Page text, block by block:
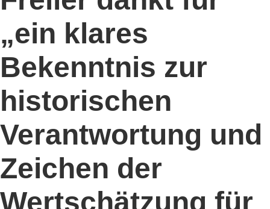
„ein klares
Bekenntnis zur
historischen
Verantwortung und
Zeichen der
Wertschätzung für